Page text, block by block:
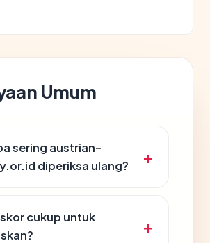
Umum
sering austrian-
diperiksa ulang?
cukup untuk